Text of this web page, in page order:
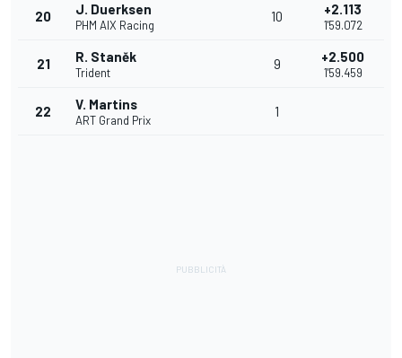
20 J. Duerksen
PHM AIX Racing
10 +2.113
1'59.072
21 R. Staněk
Trident
9 +2.500
1'59.459
22 V. Martins
ART Grand Prix
1